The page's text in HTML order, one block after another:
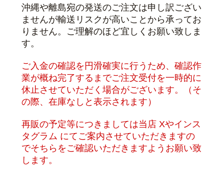
沖縄や離島宛の発送のご注文は申し訳ござい
ませんが輸送リスクが高いことから承ってお
りません。ご理解のほど宜しくお願い致しま
す。
ご入金の確認を円滑確実に行うため、確認作
業が概ね完了するまでご注文受付を一時的に
休止させていただく場合がございます。（そ
の際、在庫なしと表示されます）
再販の予定等につきましては当店 Xやインス
タグラム にてご案内させていただきますの
でそちらをご確認いただきますようお願い致
します。